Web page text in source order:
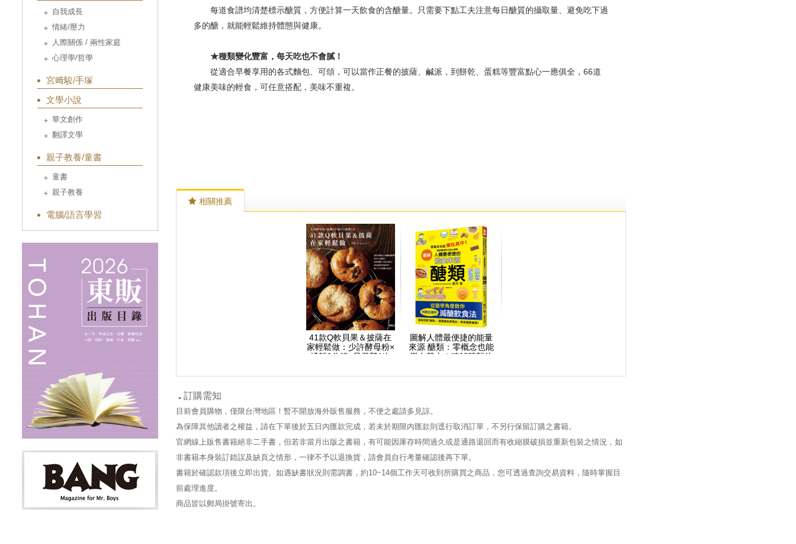
自我成長
情緒/壓力
人際關係 / 兩性家庭
心理學/哲學
宮﨑駿/手塚
文學小說
華文創作
翻譯文學
親子教養/童書
童書
親子教養
電腦/語言學習
每道食譜均清楚標示醣質，方便計算一天飲食的含醣量。只需要下點工夫注意每日醣質的攝取量、避免吃下過
多的醣，就能輕鬆維持體態與健康。
★種類變化豐富，每天吃也不會膩！
從適合早餐享用的各式麵包、可頌，可以當作正餐的披薩、鹹派，到餅乾、蛋糕等豐富點心一應俱全，66道
健康美味的輕食，可任意搭配，美味不重複。
相關推薦
41款Q軟貝果＆披薩在
家輕鬆做：少許酵母粉×
揉麵3分鐘×只發酵1次
圖解人體最便捷的能量
來源 醣類：零概念也能
樂在其中！瞭解醣類的
訂購需知
目前會員購物，僅限台灣地區！暫不開放海外販售服務，不便之處請多見諒。
為保障其他讀者之權益，請在下單後於五日內匯款完成，若未於期限內匯款則逕行取消訂單，不另行保留訂購之書籍。
官網線上販售書籍絕非二手書，但若非當月出版之書籍，有可能因庫存時間過久或是通路退回而有收縮膜破損並重新包裝之情況，如
非書籍本身裝訂錯誤及缺頁之情形，一律不予以退換貨，請會員自行考量確認後再下單。
書籍於確認款項後立即出貨。如遇缺書狀況則需調書，約10~14個工作天可收到所購買之商品，您可透過查詢交易資料，隨時掌握目
前處理進度。
商品皆以郵局掛號寄出。